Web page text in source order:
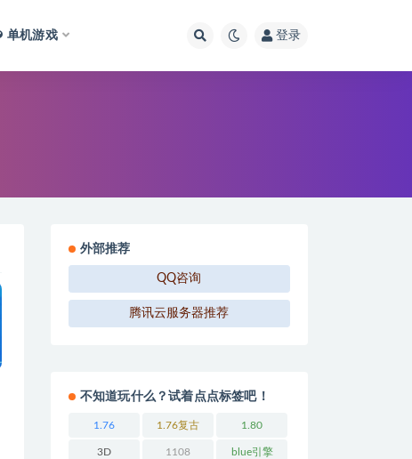
单机游戏 登录
外部推荐
QQ咨询
腾讯云服务器推荐
不知道玩什么？试着点点标签吧！
1.76 1.76复古 1.80
3D 1108 blue引擎